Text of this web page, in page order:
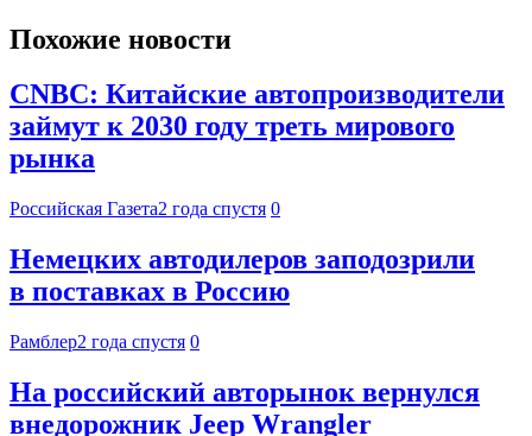
Похожие новости
CNBC: Китайские автопроизводители
займут к 2030 году треть мирового
рынка
Российская Газета2 года спустя 0
Немецких автодилеров заподозрили
в поставках в Россию
Рамблер2 года спустя 0
На российский авторынок вернулся
внедорожник Jeep Wrangler